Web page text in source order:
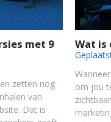
met 9
zetten nog
van
Dat is
Wat is
om jou